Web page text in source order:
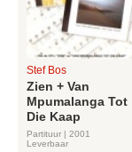
Stef Bos
Zien + Van
Mpumalanga Tot
Die Kaap
Partituur | 2001
Leverbaar